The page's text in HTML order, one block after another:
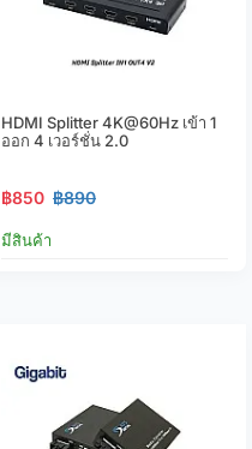
HDMI Splitter 4K@60Hz เข้า 1
ออก 4 เวอร์ชั่น 2.0
฿850 ฿890
มีสินค้า